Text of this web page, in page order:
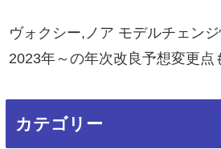
ヴォクシー,ノア モデルチェンジ
2023年～の年次改良予想変更点
カテゴリー